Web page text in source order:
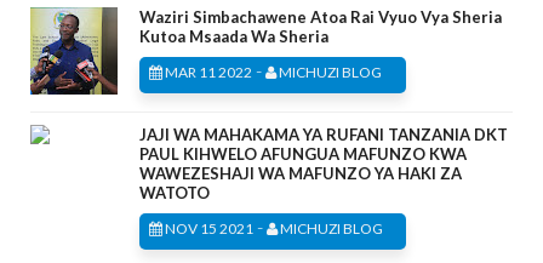
Waziri Simbachawene Atoa Rai Vyuo Vya Sheria
Kutoa Msaada Wa Sheria
MAR 11 2022 - MICHUZI BLOG
JAJI WA MAHAKAMA YA RUFANI TANZANIA DKT
PAUL KIHWELO AFUNGUA MAFUNZO KWA
WAWEZESHAJI WA MAFUNZO YA HAKI ZA
WATOTO
NOV 15 2021 - MICHUZI BLOG